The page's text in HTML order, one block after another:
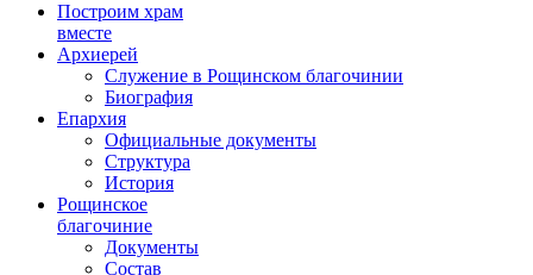
Построим храм
вместе
Архиерей
Служение в Рощинском благочинии
Биография
Епархия
Официальные документы
Структура
История
Рощинское
благочиние
Документы
Состав